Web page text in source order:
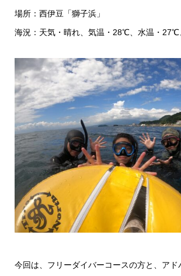
場所：西伊豆「獅子浜」
海況：天気・晴れ、気温・28℃、水温・27℃
今回は、フリーダイバーコースの方と、アド